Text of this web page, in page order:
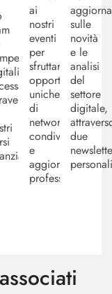
ai
nostri
eventi
per
sfruttare
opportunità
uniche
di
networking,
condivisione
e
aggiornamento
professionale.
sulle
novità
e le
analisi
del
settore
digitale,
due